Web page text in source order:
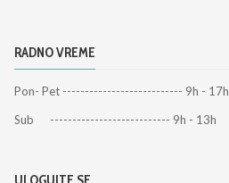
RADNO VREME
Pon- Pet --------------------------- 9h - 17h
Sub --------------------------- 9h - 13h